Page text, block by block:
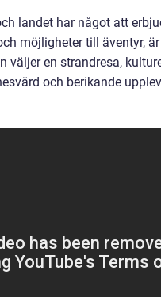
landet har något att
möjligheter till äventyr,
en strandresa,
och berikande